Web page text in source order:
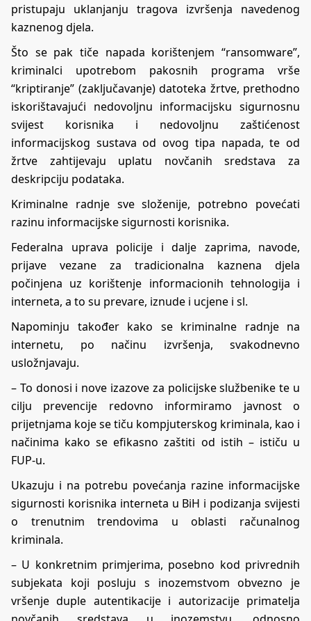
pristupaju uklanjanju tragova izvršenja navedenog
kaznenog djela.
Što se pak tiče napada korištenjem “ransomware”,
kriminalci upotrebom pakosnih programa vrše
“kriptiranje” (zaključavanje) datoteka žrtve, prethodno
iskorištavajući nedovoljnu informacijsku sigurnosnu
svijest korisnika i nedovoljnu zaštićenost
informacijskog sustava od ovog tipa napada, te od
žrtve zahtijevaju uplatu novčanih sredstava za
deskripciju podataka.
Kriminalne radnje sve složenije, potrebno povećati
razinu informacijske sigurnosti korisnika.
Federalna uprava policije i dalje zaprima, navode,
prijave vezane za tradicionalna kaznena djela
počinjena uz korištenje informacionih tehnologija i
interneta, a to su prevare, iznude i ucjene i sl.
Napominju također kako se kriminalne radnje na
internetu, po načinu izvršenja, svakodnevno
usložnjavaju.
– To donosi i nove izazove za policijske službenike te u
cilju prevencije redovno informiramo javnost o
prijetnjama koje se tiču kompjuterskog kriminala, kao i
načinima kako se efikasno zaštiti od istih – ističu u
FUP-u.
Ukazuju i na potrebu povećanja razine informacijske
sigurnosti korisnika interneta u BiH i podizanja svijesti
o trenutnim trendovima u oblasti računalnog
kriminala.
– U konkretnim primjerima, posebno kod privrednih
subjekata koji posluju s inozemstvom obvezno je
vršenje duple autentikacije i autorizacije primatelja